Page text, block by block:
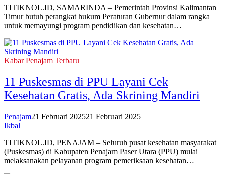
TITIKNOL.ID, SAMARINDA – Pemerintah Provinsi Kalimantan
Timur butuh perangkat hukum Peraturan Gubernur dalam rangka
untuk memayungi program pendidikan dan kesehatan…
Kabar Penajam Terbaru
11 Puskesmas di PPU Layani Cek
Kesehatan Gratis, Ada Skrining Mandiri
Penajam21 Februari 202521 Februari 2025
Ikbal
TITIKNOL.ID, PENAJAM – Seluruh pusat kesehatan masyarakat
(Puskesmas) di Kabupaten Penajam Paser Utara (PPU) mulai
melaksanakan pelayanan program pemeriksaan kesehatan…